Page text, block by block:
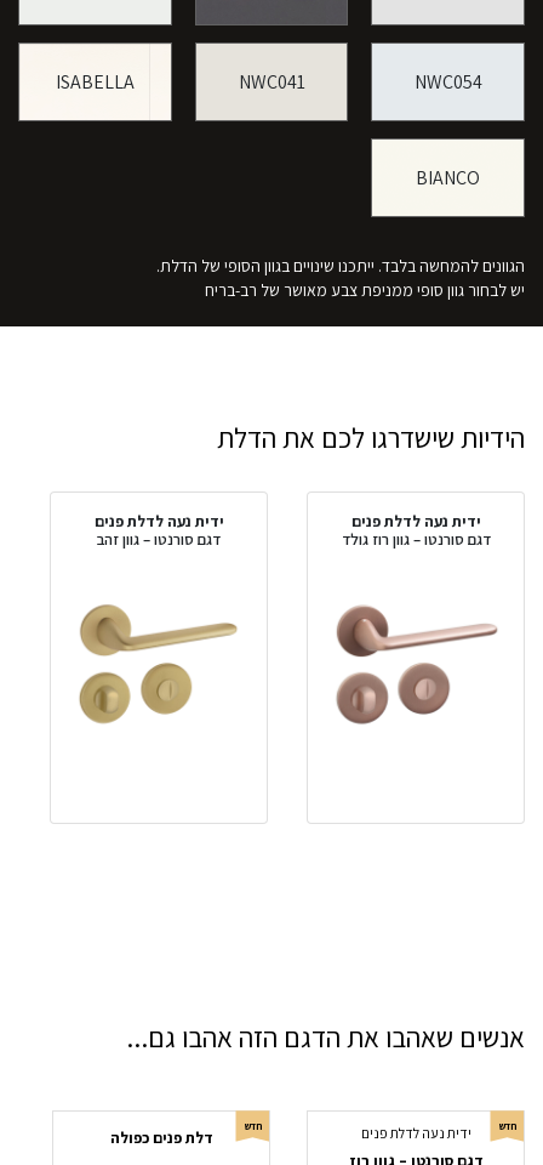
NWC054
NWC041
ISABELLA
BIANCO
הגוונים להמחשה בלבד. ייתכנו שינויים בגוון הסופי של הדלת.
יש לבחור גוון סופי ממניפת צבע מאושר של רב-בריח
הידיות שישדרגו לכם את הדלת
ידית נעה לדלת פנים
דגם סורנטו – גוון רוז גולד
ידית נעה לדלת פנים
דגם סורנטו – גוון זהב
אנשים שאהבו את הדגם הזה אהבו גם...
חדש ידית נעה לדלת פנים
דגם סורנטו – גוון רוז
חדש
דלת פנים כפולה